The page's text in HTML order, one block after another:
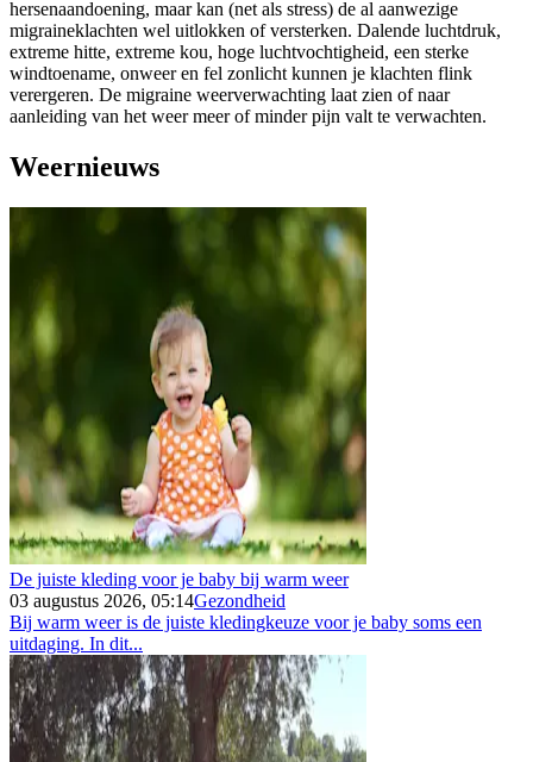
hersenaandoening, maar kan (net als stress) de al aanwezige
migraineklachten wel uitlokken of versterken. Dalende luchtdruk,
extreme hitte, extreme kou, hoge luchtvochtigheid, een sterke
windtoename, onweer en fel zonlicht kunnen je klachten flink
verergeren. De migraine weerverwachting laat zien of naar
aanleiding van het weer meer of minder pijn valt te verwachten.
Weernieuws
De juiste kleding voor je baby bij warm weer
03 augustus 2026, 05:14Gezondheid
Bij warm weer is de juiste kledingkeuze voor je baby soms een
uitdaging. In dit...